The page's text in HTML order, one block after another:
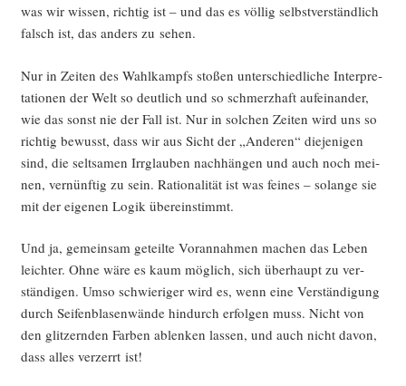
was wir wis­sen, rich­tig ist – und das es völ­lig selbst­ver­ständ­lich
falsch ist, das anders zu sehen.
Nur in Zei­ten des Wahl­kampfs sto­ßen unter­schied­li­che Inter­pre­
ta­tio­nen der Welt so deut­lich und so schmerz­haft auf­ein­an­der,
wie das sonst nie der Fall ist. Nur in sol­chen Zei­ten wird uns so
rich­tig bewusst, dass wir aus Sicht der „Ande­ren“ die­je­ni­gen
sind, die selt­sa­men Irr­glau­ben nach­hän­gen und auch noch mei­
nen, ver­nünf­tig zu sein. Ratio­na­li­tät ist was fei­nes – solan­ge sie
mit der eige­nen Logik übereinstimmt.
Und ja, gemein­sam geteil­te Vor­an­nah­men machen das Leben
leich­ter. Ohne wäre es kaum mög­lich, sich über­haupt zu ver­
stän­di­gen. Umso schwie­ri­ger wird es, wenn eine Ver­stän­di­gung
durch Sei­fen­bla­sen­wän­de hin­durch erfol­gen muss. Nicht von
den glit­zern­den Far­ben ablen­ken las­sen, und auch nicht davon,
dass alles ver­zerrt ist!